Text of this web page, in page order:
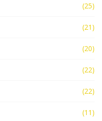
(25)
(21)
(20)
(22)
(22)
(11)